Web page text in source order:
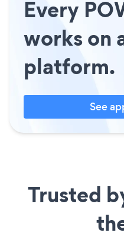
Every
works on
platform.
See
Trusted